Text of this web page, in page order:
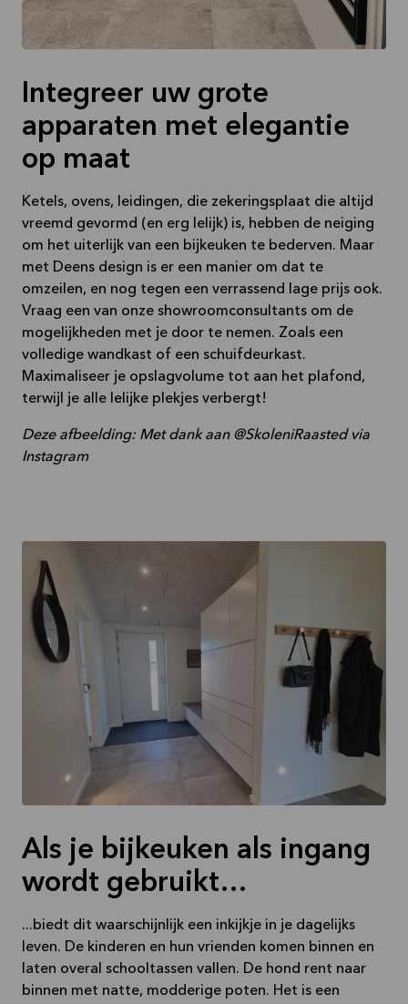
Integreer uw grote
apparaten met elegantie
op maat
Ketels, ovens, leidingen, die zekeringsplaat die altijd
vreemd gevormd (en erg lelijk) is, hebben de neiging
om het uiterlijk van een bijkeuken te bederven. Maar
met Deens design is er een manier om dat te
omzeilen, en nog tegen een verrassend lage prijs ook.
Vraag een van onze showroomconsultants om de
mogelijkheden met je door te nemen. Zoals een
volledige wandkast of een schuifdeurkast.
Maximaliseer je opslagvolume tot aan het plafond,
terwijl je alle lelijke plekjes verbergt!
Deze afbeelding: Met dank aan @SkoleniRaasted via
Instagram
Als je bijkeuken als ingang
wordt gebruikt…
...biedt dit waarschijnlijk een inkijkje in je dagelijks
leven. De kinderen en hun vrienden komen binnen en
laten overal schooltassen vallen. De hond rent naar
binnen met natte, modderige poten. Het is een